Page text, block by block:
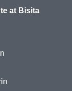
at Bisita